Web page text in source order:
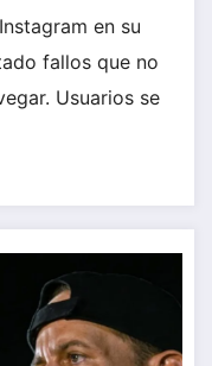
en su
fallos que no
Usuarios se